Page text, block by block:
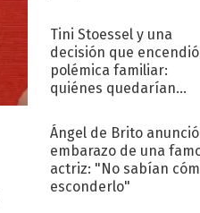
Tini Stoessel y una
decisión que
polémica familiar:
quiénes quedarían
Ángel de Brito
embarazo de una
actriz: "No sabían
esconderlo"